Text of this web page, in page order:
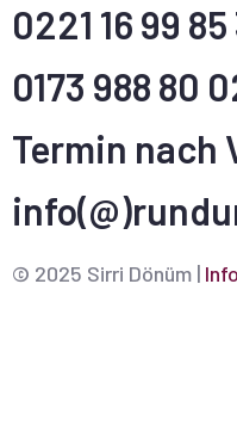
0221 16 99 85
0173 988 80
Termin nach
© 2025 Sirri Dönüm |